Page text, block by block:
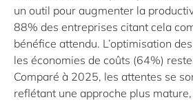
un outil pour augmenter la
88% des entreprises citant cela
bénéfice attendu. L’optimisation
les économies de coûts (64%)
Comparé à 2025, les attentes se
reflétant une approche plus